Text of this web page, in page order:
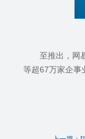
至推出，网
等超67万家企事